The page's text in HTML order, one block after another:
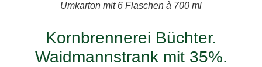
Umkarton mit 6 Flaschen à 700 ml
Kornbrennerei Büchter.
Waidmannstrank mit 35%.